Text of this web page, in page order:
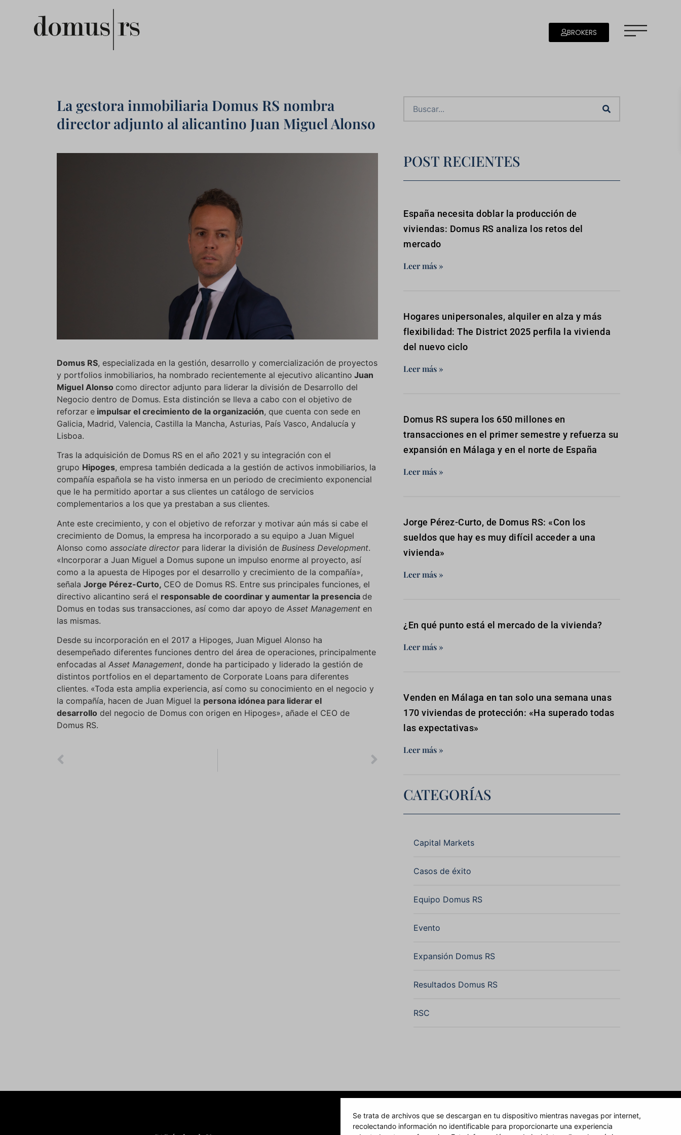
Se trata de archivos que se descargan en tu dispositivo mientras navegas por internet,
recolectando información no identificable para proporcionarte una experiencia
BROKERS
La gestora inmobiliaria Domus RS nombra
director adjunto al alicantino Juan Miguel Alonso
Domus RS, especializada en la gestión, desarrollo y comercialización de proyectos
y portfolios inmobiliarios, ha nombrado recientemente al ejecutivo alicantino Juan
Miguel Alonso como director adjunto para liderar la división de Desarrollo del
Negocio dentro de Domus. Esta distinción se lleva a cabo con el objetivo de
reforzar e impulsar el crecimiento de la organización, que cuenta con sede en
Galicia, Madrid, Valencia, Castilla la Mancha, Asturias, País Vasco, Andalucía y
Lisboa.
Tras la adquisición de Domus RS en el año 2021 y su integración con el
grupo Hipoges, empresa también dedicada a la gestión de activos inmobiliarios, la
compañía española se ha visto inmersa en un periodo de crecimiento exponencial
que le ha permitido aportar a sus clientes un catálogo de servicios
complementarios a los que ya prestaban a sus clientes.
Ante este crecimiento, y con el objetivo de reforzar y motivar aún más si cabe el
crecimiento de Domus, la empresa ha incorporado a su equipo a Juan Miguel
Alonso como associate directorpara liderar la división de Business Development.
«Incorporar a Juan Miguel a Domus supone un impulso enorme al proyecto, así
como a la apuesta de Hipoges por el desarrollo y crecimiento de la compañía»,
señala Jorge Pérez-Curto, CEO de Domus RS. Entre sus principales funciones, el
directivo alicantino será el responsable de coordinar y aumentar la presencia de
Domus en todas sus transacciones, así como dar apoyo de Asset Management en
las mismas.
Desde su incorporación en el 2017 a Hipoges, Juan Miguel Alonso ha
desempeñado diferentes funciones dentro del área de operaciones, principalmente
enfocadas al Asset Management, donde ha participado y liderado la gestión de
distintos portfolios en el departamento de Corporate Loans para diferentes
clientes. «Toda esta amplia experiencia, así como su conocimiento en el negocio y
la compañía, hacen de Juan Miguel la persona idónea para liderar el
desarrollo del negocio de Domus con origen en Hipoges», añade el CEO de
Domus RS.
POST RECIENTES
España necesita doblar la producción de
viviendas: Domus RS analiza los retos del
mercado
Leer más »
Hogares unipersonales, alquiler en alza y más
flexibilidad: The District 2025 perfila la vivienda
del nuevo ciclo
Leer más »
Domus RS supera los 650 millones en
transacciones en el primer semestre y refuerza su
expansión en Málaga y en el norte de España
Leer más »
Jorge Pérez-Curto, de Domus RS: «Con los
sueldos que hay es muy difícil acceder a una
vivienda»
Leer más »
¿En qué punto está el mercado de la vivienda?
Leer más »
Venden en Málaga en tan solo una semana unas
170 viviendas de protección: «Ha superado todas
las expectativas»
Leer más »
CATEGORÍAS
Capital Markets
Casos de éxito
Equipo Domus RS
Evento
Expansión Domus RS
Resultados Domus RS
RSC